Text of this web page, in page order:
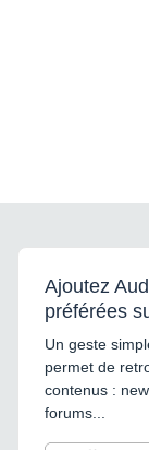
Ajoutez
préférées
Un geste
permet de
contenus :
forums...